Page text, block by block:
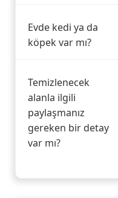
Evde kedi ya da
köpek var mı?
Temizlenecek
alanla ilgili
paylaşmanız
gereken bir detay
var mı?